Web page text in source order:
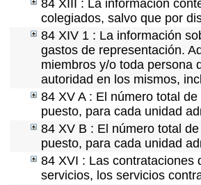
84 XIII : La información
colegiados, salvo que por
84 XIV 1 : La información
gastos de representación.
miembros y/o toda persona
autoridad en los mismos,
84 XV A : El número total
puesto, para cada unidad
84 XV B : El número total
puesto, para cada unidad
84 XVI : Las contrataciones
servicios, los servicios